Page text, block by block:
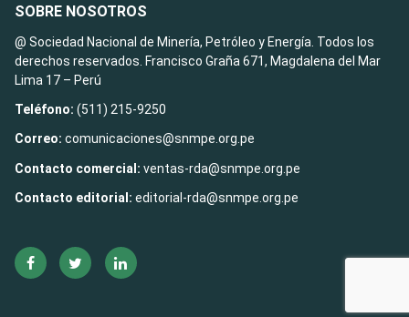
SOBRE NOSOTROS
@ Sociedad Nacional de Minería, Petróleo y Energía. Todos los
derechos reservados. Francisco Graña 671, Magdalena del Mar
Lima 17 – Perú
Teléfono: (511) 215-9250
Correo: comunicaciones@snmpe.org.pe
Contacto comercial: ventas-rda@snmpe.org.pe
Contacto editorial: editorial-rda@snmpe.org.pe